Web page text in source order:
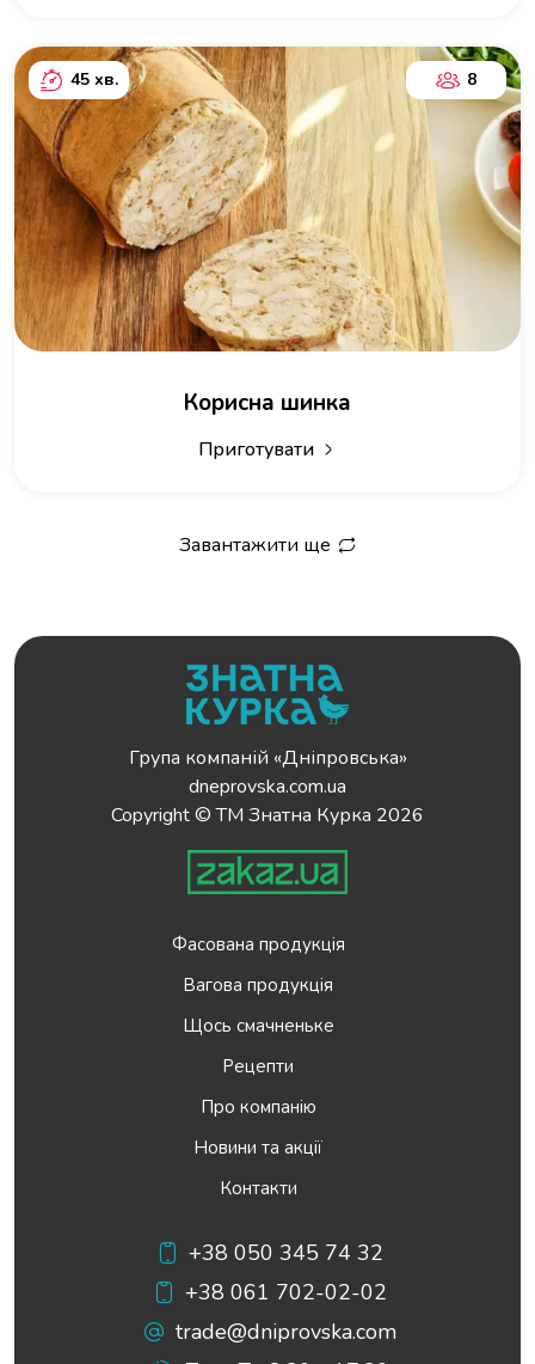
45 хв. 8
Корисна шинка
Приготувати
Завантажити ще
Група компаній «Дніпровська»
dneprovska.com.ua
Copyright © ТМ Знатна Курка 2026
Фасована продукція
Вагова продукція
Щось смачненьке
Рецепти
Про компанію
Новини та акції
Контакти
+38 050 345 74 32
+38 061 702-02-02
trade@dniprovska.com